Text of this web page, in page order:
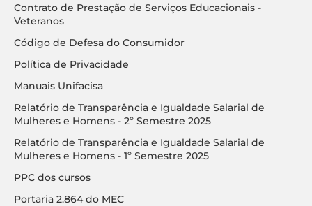
Contrato de Prestação de Serviços Educacionais -
Veteranos
Código de Defesa do Consumidor
Política de Privacidade
Manuais Unifacisa
Relatório de Transparência e Igualdade Salarial de
Mulheres e Homens - 2º Semestre 2025
Relatório de Transparência e Igualdade Salarial de
Mulheres e Homens - 1º Semestre 2025
PPC dos cursos
Portaria 2.864 do MEC